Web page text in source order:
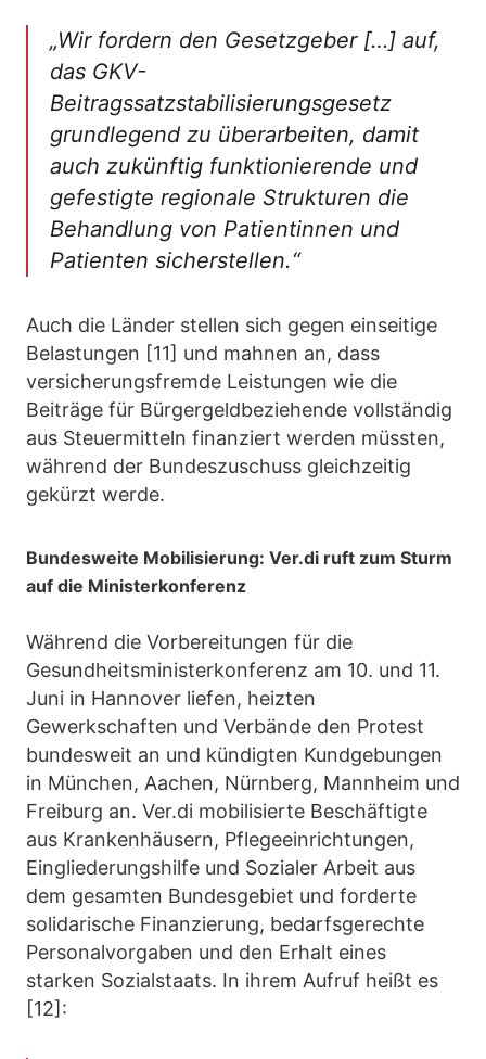
„Wir fordern den Gesetzgeber […] auf,
das GKV-
Beitragssatzstabilisierungsgesetz
grundlegend zu überarbeiten, damit
auch zukünftig funktionierende und
gefestigte regionale Strukturen die
Behandlung von Patientinnen und
Patienten sicherstellen.“
Auch die Länder stellen sich gegen einseitige
Belastungen [11] und mahnen an, dass
versicherungsfremde Leistungen wie die
Beiträge für Bürgergeldbeziehende vollständig
aus Steuermitteln finanziert werden müssten,
während der Bundeszuschuss gleichzeitig
gekürzt werde.
Bundesweite Mobilisierung: Ver.di ruft zum Sturm
auf die Ministerkonferenz
Während die Vorbereitungen für die
Gesundheitsministerkonferenz am 10. und 11.
Juni in Hannover liefen, heizten
Gewerkschaften und Verbände den Protest
bundesweit an und kündigten Kundgebungen
in München, Aachen, Nürnberg, Mannheim und
Freiburg an. Ver.di mobilisierte Beschäftigte
aus Krankenhäusern, Pflegeeinrichtungen,
Eingliederungshilfe und Sozialer Arbeit aus
dem gesamten Bundesgebiet und forderte
solidarische Finanzierung, bedarfsgerechte
Personalvorgaben und den Erhalt eines
starken Sozialstaats. In ihrem Aufruf heißt es
[12]: